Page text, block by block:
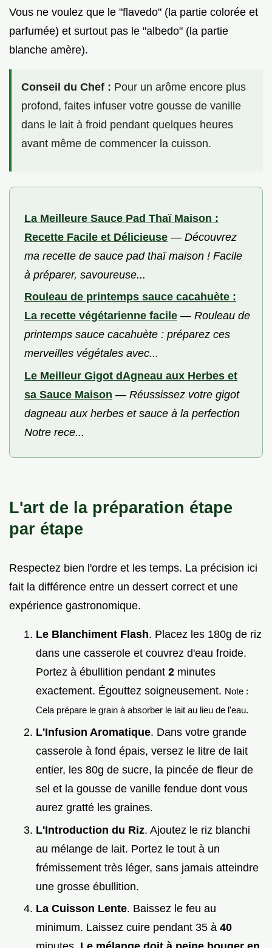
Vous ne voulez que le "flavedo" (la partie colorée et
parfumée) et surtout pas le "albedo" (la partie
blanche amère).
Conseil du Chef : Pour un arôme encore plus
profond, faites infuser votre gousse de vanille
dans le lait à froid pendant quelques heures
avant même de commencer la cuisson.
La Meilleure Sauce Pad Thaï Maison :
Recette Facile et Délicieuse — Découvrez
ma recette de sauce pad thaï maison ! Facile
à préparer, savoureuse...
Rouleau de printemps sauce cacahuète :
La recette végétarienne facile — Rouleau de
printemps sauce cacahuète : préparez ces
merveilles végétales avec...
Le Meilleur Gigot dAgneau aux Herbes et
sa Sauce Maison — Réussissez votre gigot
dagneau aux herbes et sauce à la perfection
Notre rece...
L'art de la préparation étape
par étape
Respectez bien l'ordre et les temps. La précision ici
fait la différence entre un dessert correct et une
expérience gastronomique.
Le Blanchiment Flash. Placez les 180g de riz
dans une casserole et couvrez d'eau froide.
Portez à ébullition pendant 2 minutes
exactement. Égouttez soigneusement. Note :
Cela prépare le grain à absorber le lait au lieu de l'eau.
L'Infusion Aromatique. Dans votre grande
casserole à fond épais, versez le litre de lait
entier, les 80g de sucre, la pincée de fleur de
sel et la gousse de vanille fendue dont vous
aurez gratté les graines.
L'Introduction du Riz. Ajoutez le riz blanchi
au mélange de lait. Portez le tout à un
frémissement très léger, sans jamais atteindre
une grosse ébullition.
La Cuisson Lente. Baissez le feu au
minimum. Laissez cuire pendant 35 à 40